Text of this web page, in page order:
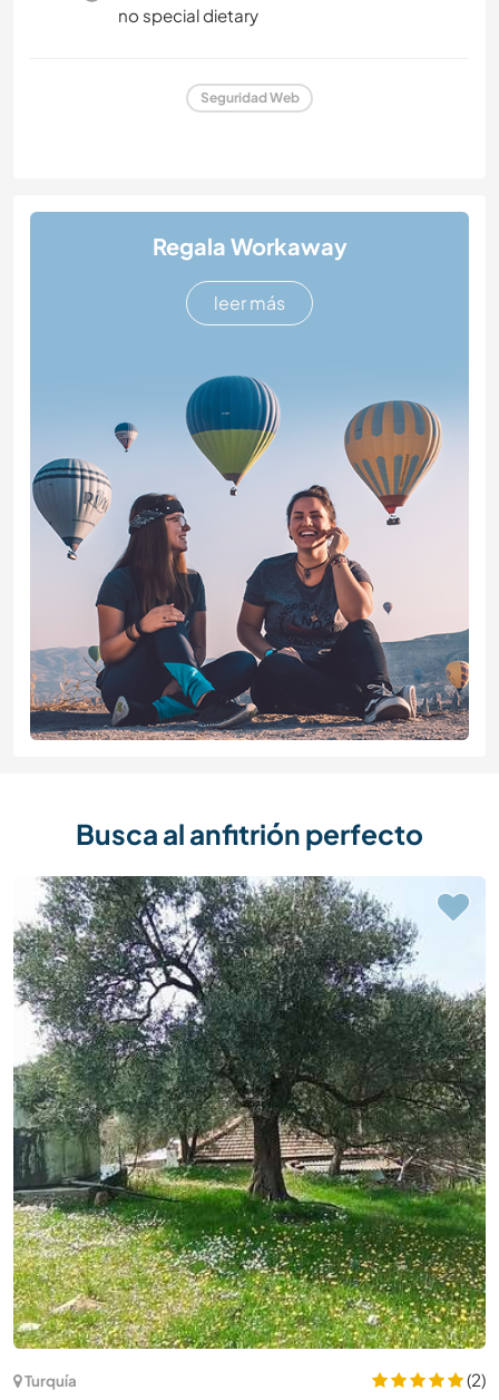
no special dietary
Seguridad Web
Regala Workaway
leer más
Busca al anfitrión perfecto
(2)